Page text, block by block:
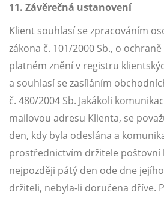
11. Závěrečná ustanovení
Klient souhlasí se zpracováním
zákona č. 101/2000 Sb., o
platném znění v registru
a souhlasí se zasíláním
č. 480/2004 Sb. Jakákoli
mailovou adresu Klienta, se
den, kdy byla odeslána a
prostřednictvím držitele poštovní
nejpozději pátý den ode dne
držiteli, nebyla-li doručena dříve.